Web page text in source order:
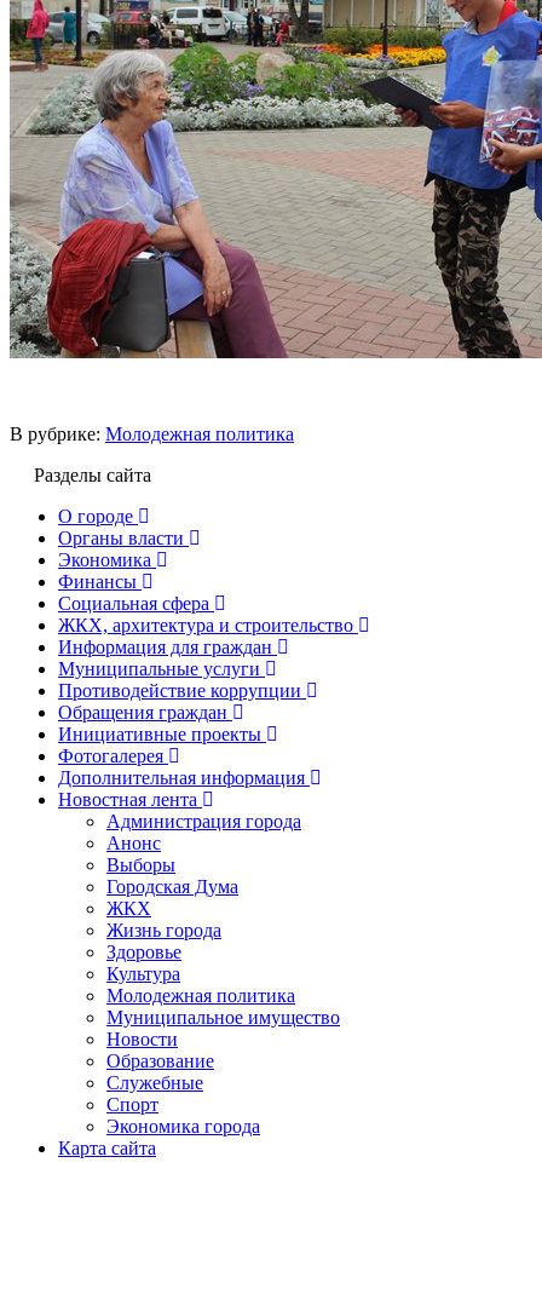
В рубрике: Молодежная политика
Разделы сайта
О городе
Органы власти
Экономика
Финансы
Социальная сфера
ЖКХ, архитектура и строительство
Информация для граждан
Муниципальные услуги
Противодействие коррупции
Обращения граждан
Инициативные проекты
Фотогалерея
Дополнительная информация
Новостная лента
Администрация города
Анонс
Выборы
Городская Дума
ЖКХ
Жизнь города
Здоровье
Культура
Молодежная политика
Муниципальное имущество
Новости
Образование
Служебные
Спорт
Экономика города
Карта сайта